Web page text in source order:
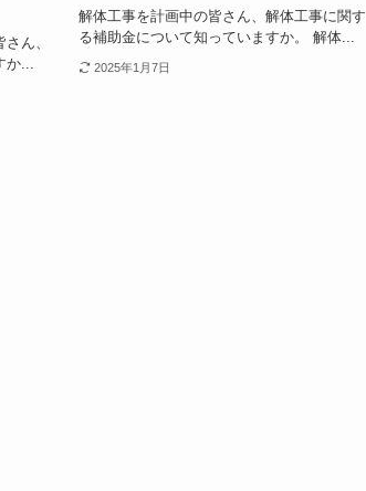
ん、
...
解体工事を計画中の皆さん、解体工事に関す
る補助金について知っていますか。 解体...
2025年1月7日